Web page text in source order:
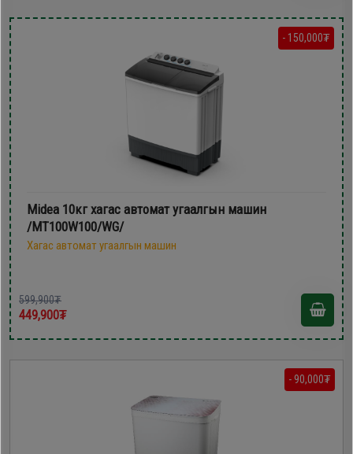
- 150,000₮
Midea 10кг хагас автомат угаалгын машин
/MT100W100/WG/
Хагас автомат угаалгын машин
599,900₮
449,900₮
- 90,000₮